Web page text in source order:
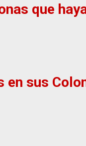
que
sus